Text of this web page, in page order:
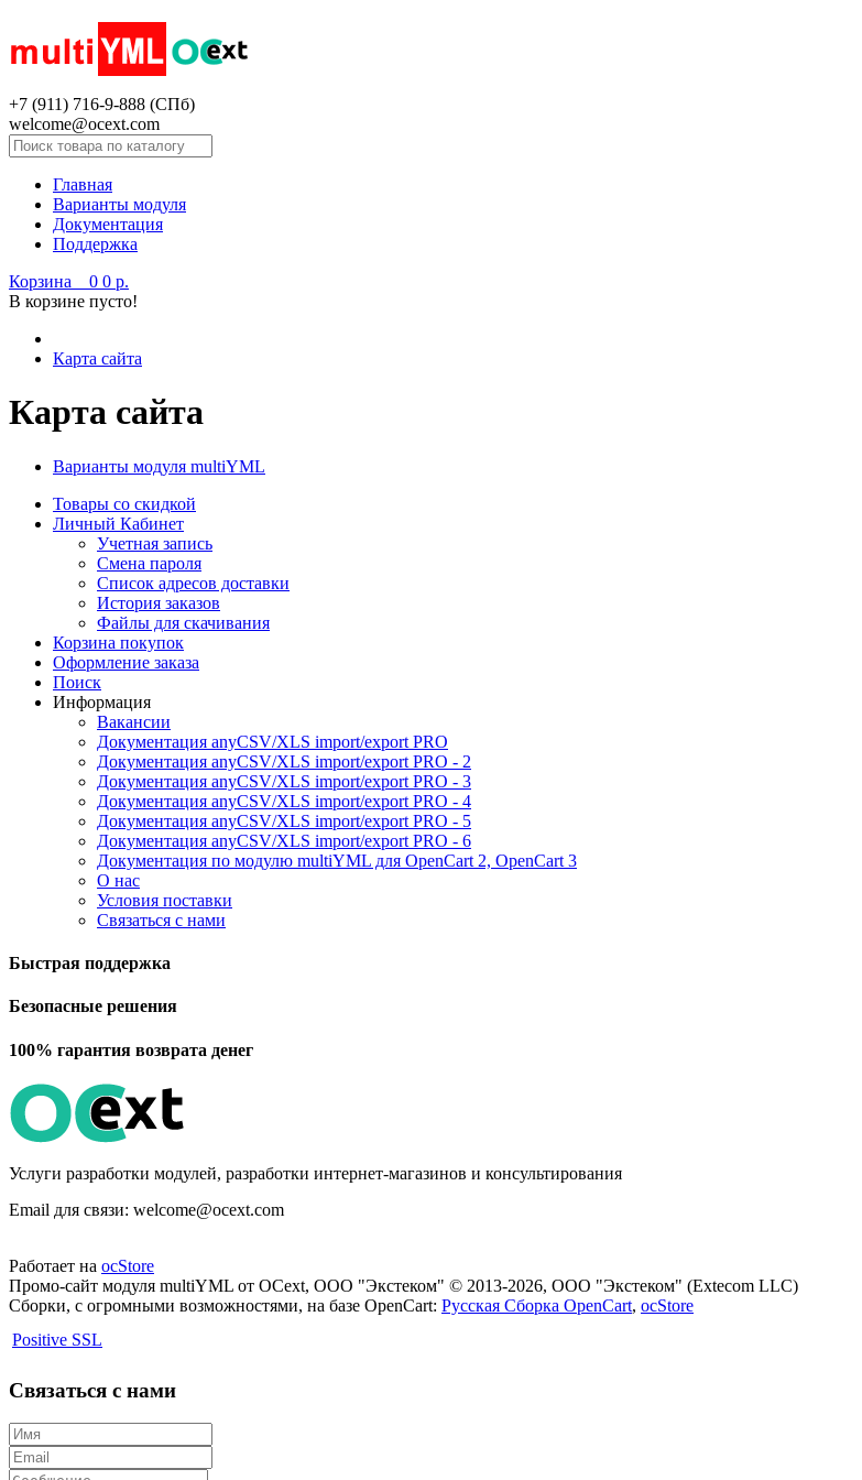
+7 (911) 716-9-888 (СПб)
welcome@ocext.com
Главная
Варианты модуля
Документация
Поддержка
Корзина
0 0 р.
В корзине пусто!
Карта сайта
Карта сайта
Варианты модуля multiYML
Товары со скидкой
Личный Кабинет
Учетная запись
Смена пароля
Список адресов доставки
История заказов
Файлы для скачивания
Корзина покупок
Оформление заказа
Поиск
Информация
Вакансии
Документация anyCSV/XLS import/export PRO
Документация anyCSV/XLS import/export PRO - 2
Документация anyCSV/XLS import/export PRO - 3
Документация anyCSV/XLS import/export PRO - 4
Документация anyCSV/XLS import/export PRO - 5
Документация anyCSV/XLS import/export PRO - 6
Документация по модулю multiYML для OpenCart 2, OpenCart 3
О нас
Условия поставки
Связаться с нами
Быстрая поддержка
Безопасные решения
100% гарантия возврата денег
Услуги разработки модулей, разработки интернет-магазинов и консультирования
Email для связи: welcome@ocext.com
Работает на ocStore
Промо-сайт модуля multiYML от OCext, ООО "Экстеком" © 2013-2026, ООО "Экстеком" (Extecom LLC)
Сборки, с огромными возможностями, на базе OpenCart: Русская Сборка OpenCart, ocStore
Positive SSL
Связаться с нами